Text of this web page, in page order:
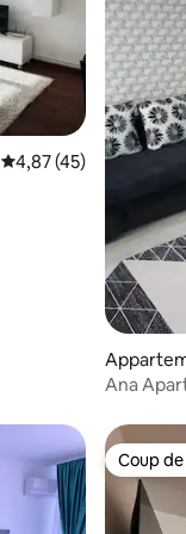
Évaluation moyenne
4,87 (45)
Ana
Coup
Coup